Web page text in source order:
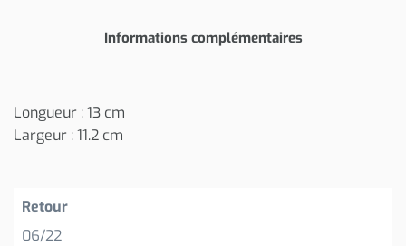
Informations complémentaires
Longueur : 13 cm
Largeur : 11.2 cm
Retour
06/22